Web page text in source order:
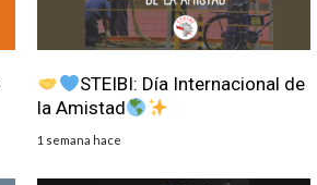
STEIBI: Día Internacional de
la Amistad
1 semana hace